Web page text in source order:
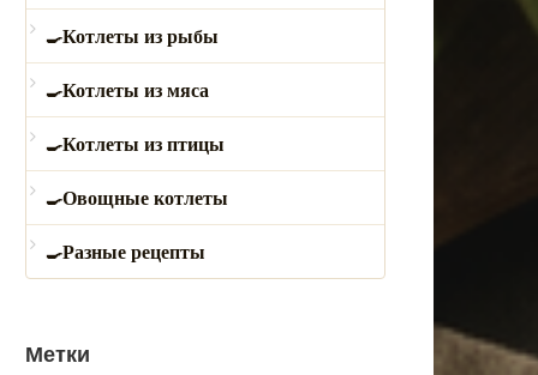
Котлеты из рыбы
Котлеты из мяса
Котлеты из птицы
Овощные котлеты
Разные рецепты
Метки